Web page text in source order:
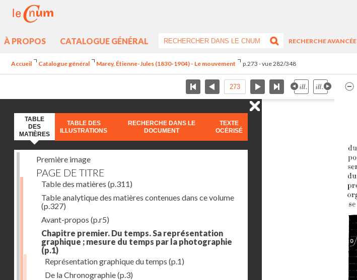
À PROPOS CATALOGUE GÉNÉRAL
RECHERCHE AVANCÉE
Accueil Catalogue général Marey, Étienne-Jules (1830-1904) - Le mouvement p.273 - vue 282/348
TABLE
DES
MATIÈRES
TABLE DES
ILLUSTRATIONS
RECHERCHE DANS LE
DOCUMENT
TEXTE
OCÉRISÉ
Première image
PAGE DE TITRE
Table des matières (p.311)
Table analytique des matières contenues dans ce volume
(p.327)
Avant-propos (p.r5)
Chapitre premier. Du temps. Sa représentation
graphique ; mesure du temps par la photographie
(p.1)
Représentation graphique du temps (p.1)
De la Chronographie(p.3)